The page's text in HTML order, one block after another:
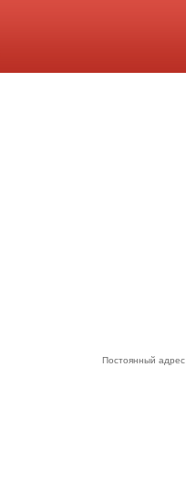
Постоянный адрес